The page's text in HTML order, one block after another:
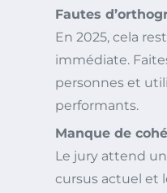
Fautes
En 2025, cela
immédiate.
personnes et
performants.
Manque de
Le jury attend
cursus actuel et